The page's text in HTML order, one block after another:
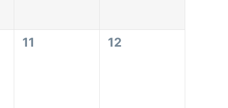
0
11
0
12